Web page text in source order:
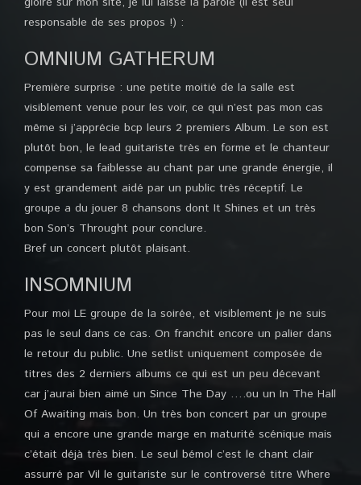
responsable de ses propos !) :
OMNIUM GATHERUM
Première surprise : une petite moitié de la salle est
visiblement venue pour les voir, ce qui n’est pas mon cas
même si j’apprécie bcp leurs 2 premiers Album. Le son est
plutôt bon, le lead guitariste très en forme et le chanteur
compense sa faiblesse au chant par une grande énergie, il
y est grandement aidé par un public très réceptif. Le
groupe a du jouer 8 chansons dont It Shines et un très
bon Son’s Throught pour conclure.
Bref un concert plutôt plaisant.
INSOMNIUM
Pour moi LE groupe de la soirée, et visiblement je ne suis
pas le seul dans ce cas. On franchit encore un palier dans
le retour du public. Une setlist uniquement composée de
titres des 2 derniers albums ce qui est un peu décevant
car j’aurai bien aimé un Since The Day ….ou un In The Hall
Of Awaiting mais bon. Un très bon concert par un groupe
qui a encore une grande marge en maturité scénique mais
c’était déjà très bien. Le seul bémol c’est le chant clair
assurré par Vil le guitariste sur le controversé titre Where